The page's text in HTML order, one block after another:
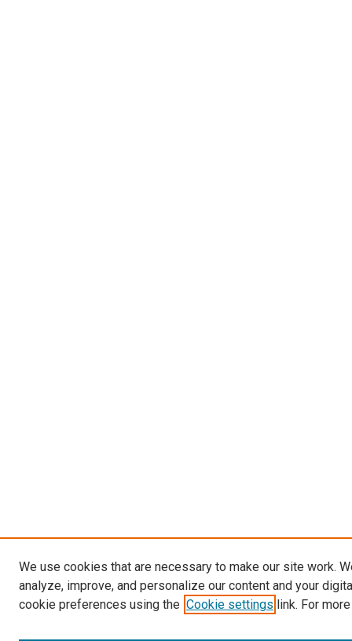
We use cookies that are necessary to make our site work.
analyze, improve, and personalize our content and your
cookie preferences using the Cookie settings link. For